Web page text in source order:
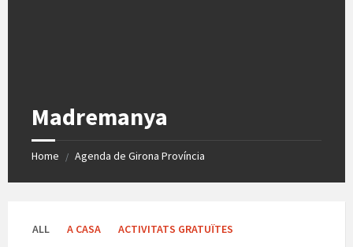
Madremanya
Home / Agenda de Girona Província
ALL A CASA
ACTIVITATS GRATUÏTES